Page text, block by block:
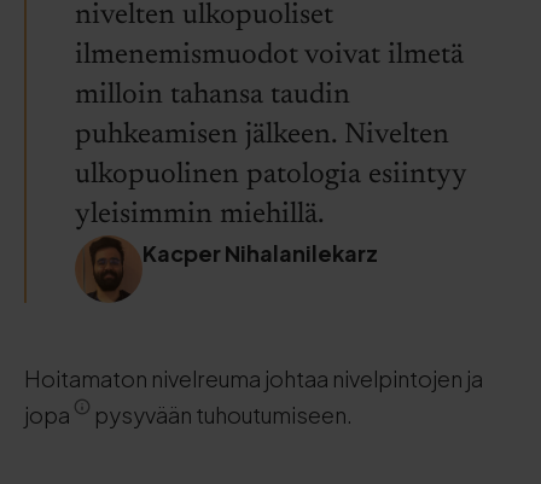
nivelten ulkopuoliset
ilmenemismuodot voivat ilmetä
milloin tahansa taudin
puhkeamisen jälkeen. Nivelten
ulkopuolinen patologia esiintyy
yleisimmin miehillä.
Kacper Nihalanilekarz
Hoitamaton nivelreuma johtaa nivelpintojen ja
jopa
pysyvään tuhoutumiseen.